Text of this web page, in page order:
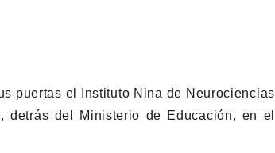
puertas el Instituto Nina de Neurociencias
detrás del Ministerio de Educación, en el